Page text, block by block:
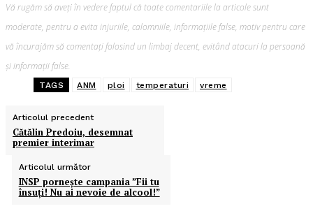
Vă rugăm să aveți în vedere faptul că toate comentariile la articole sunt
moderate, pentru a evita injuriile, calomniile, informațiile false, motiv pentru care
vă încurajăm să comentați folosind un limbaj decent, evitând atacuri la persoană
și informații false.
TAGS ANM ploi temperaturi vreme
Articolul precedent
Cătălin Predoiu, desemnat
premier interimar
Articolul următor
INSP pornește campania ”Fii tu
însuți! Nu ai nevoie de alcool!”